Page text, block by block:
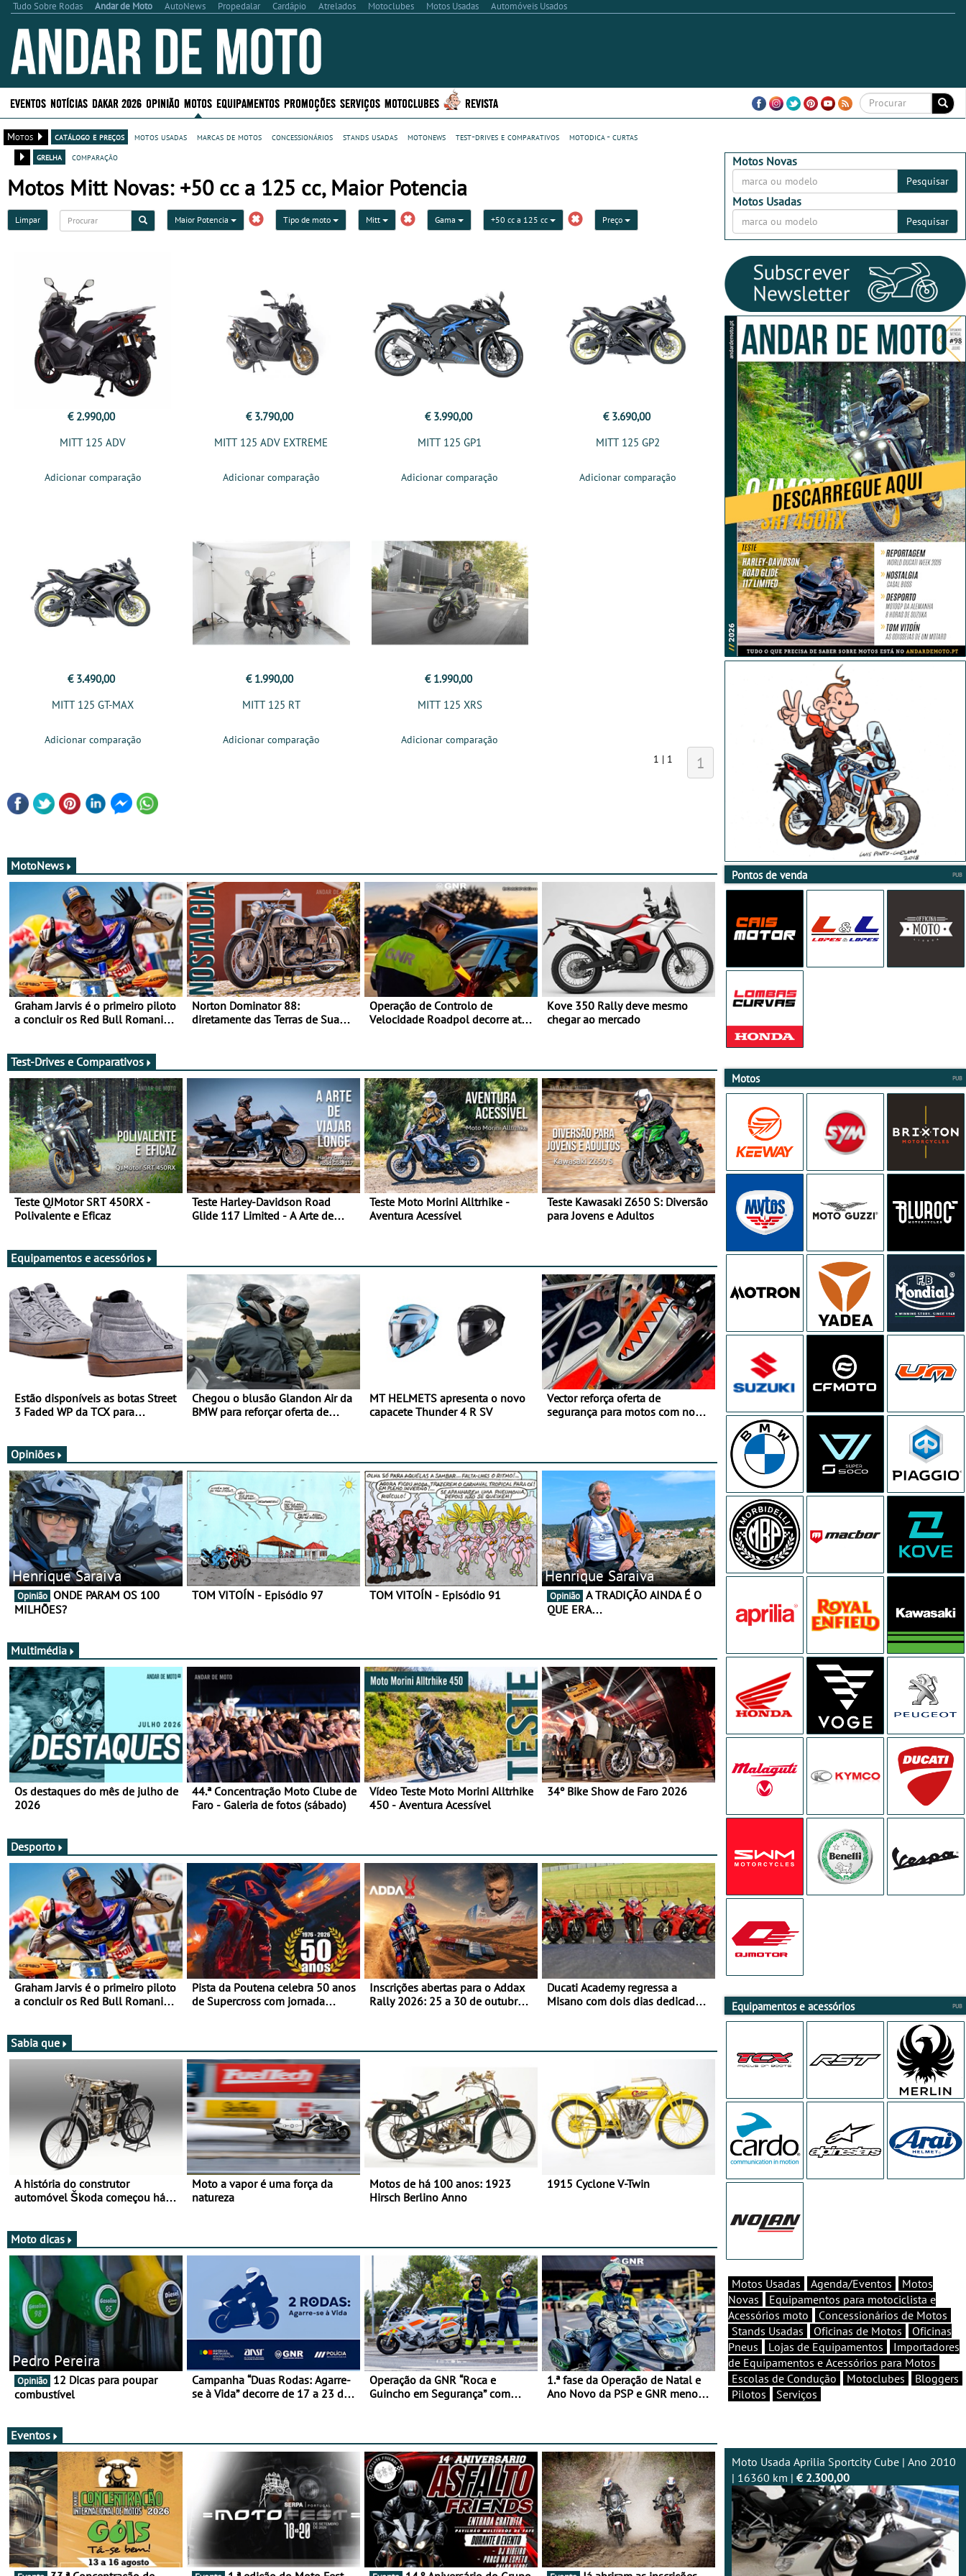
Tudo Sobre Rodas Andar de Moto AutoNews Propedalar Cardápio Atrelados Motoclubes Motos Usadas Automóveis Usados
EVENTOS NOTÍCIAS DAKAR 2026 OPINIÃO MOTOS EQUIPAMENTOS PROMOÇÕES SERVIÇOS MOTOCLUBES REVISTA
Motos catálogo e preços motos usadas marcas de motos concessionários stands usadas motonews test-drives e comparativos
motodica - curtas
grelha
comparação
Motos Mitt Novas: +50 cc a 125 cc, Maior Potencia
Limpar Maior Potencia Tipo de moto Mitt Gama +50 cc a 125 cc Preço
€ 2.990,00
MITT 125 ADV
Adicionar comparação
€ 3.790,00
MITT 125 ADV EXTREME
Adicionar comparação
€ 3.990,00
MITT 125 GP1
Adicionar comparação
€ 3.690,00
MITT 125 GP2
Adicionar comparação
€ 3.490,00
MITT 125 GT-MAX
Adicionar comparação
€ 1.990,00
MITT 125 RT
Adicionar comparação
€ 1.990,00
MITT 125 XRS
Adicionar comparação
1 | 1
1
MotoNews
Graham Jarvis é o primeiro piloto
a concluir os Red Bull Romaniacs
Norton Dominator 88:
diretamente das Terras de Sua
Operação de Controlo de
Velocidade Roadpol decorre até
Kove 350 Rally deve mesmo
chegar ao mercado
Test-Drives e Comparativos
Teste QJMotor SRT 450RX -
Polivalente e Eficaz
Teste Harley-Davidson Road
Glide 117 Limited - A Arte de
Teste Moto Morini Alltrhike -
Aventura Acessível
Teste Kawasaki Z650 S: Diversão
para Jovens e Adultos
Equipamentos e acessórios
Estão disponíveis as botas Street
3 Faded WP da TCX para
Chegou o blusão Glandon Air da
BMW para reforçar oferta de
MT HELMETS apresenta o novo
capacete Thunder 4 R SV
Vector reforça oferta de
segurança para motos com nova
Opiniões
Henrique Saraiva
Opinião
MILHÕES?
TOM VITOÍN - Episódio 97 TOM VITOÍN - Episódio 91
Henrique Saraiva
Opinião
QUE ERA…
Multimédia
Os destaques do mês de julho de
2026
44.ª Concentração Moto Clube de
Faro - Galeria de fotos (sábado)
Vídeo Teste Moto Morini Alltrhike
450 - Aventura Acessível
34º Bike Show de Faro 2026
Desporto
Graham Jarvis é o primeiro piloto
a concluir os Red Bull Romaniacs
Pista da Poutena celebra 50 anos
de Supercross com jornada
Inscrições abertas para o Addax
Rally 2026: 25 a 30 de outubro -
Ducati Academy regressa a
Misano com dois dias dedicados
Sabia que
A história do construtor
automóvel Škoda começou há
Moto a vapor é uma força da
natureza
Motos de há 100 anos: 1923
Hirsch Berlino Anno
1915 Cyclone V-Twin
Moto dicas
Pedro Pereira
Opinião
combustível
Campanha “Duas Rodas: Agarre-
se à Vida” decorre de 17 a 23 de
Operação da GNR “Roca e
Guincho em Segurança” com
1.ª fase da Operação de Natal e
Ano Novo da PSP e GNR menos
Eventos
Motos Novas
Pesquisar
Motos Usadas
Pesquisar
Pontos de venda
Motos
Equipamentos e acessórios
Motos Usadas Agenda/Eventos
Motos
Novas
Equipamentos para motociclista e
Acessórios moto
Concessionários de Motos
Stands Usadas
Oficinas de Motos
Oficinas
Pneus
Lojas de Equipamentos
Importadores
de Equipamentos e Acessórios para Motos
Escolas de Condução
Motoclubes
Bloggers
Pilotos
Serviços
Moto Usada Aprilia Sportcity Cube | Ano 2010
| 16360 km | € 2.300,00